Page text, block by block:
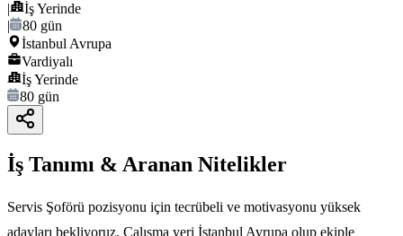
|
İş Yerinde
|
80 gün
İstanbul Avrupa
Vardiyalı
İş Yerinde
80 gün
İş Tanımı & Aranan Nitelikler
Servis Şoförü pozisyonu için tecrübeli ve motivasyonu yüksek
adayları bekliyoruz. Çalışma yeri İstanbul Avrupa olup ekiple